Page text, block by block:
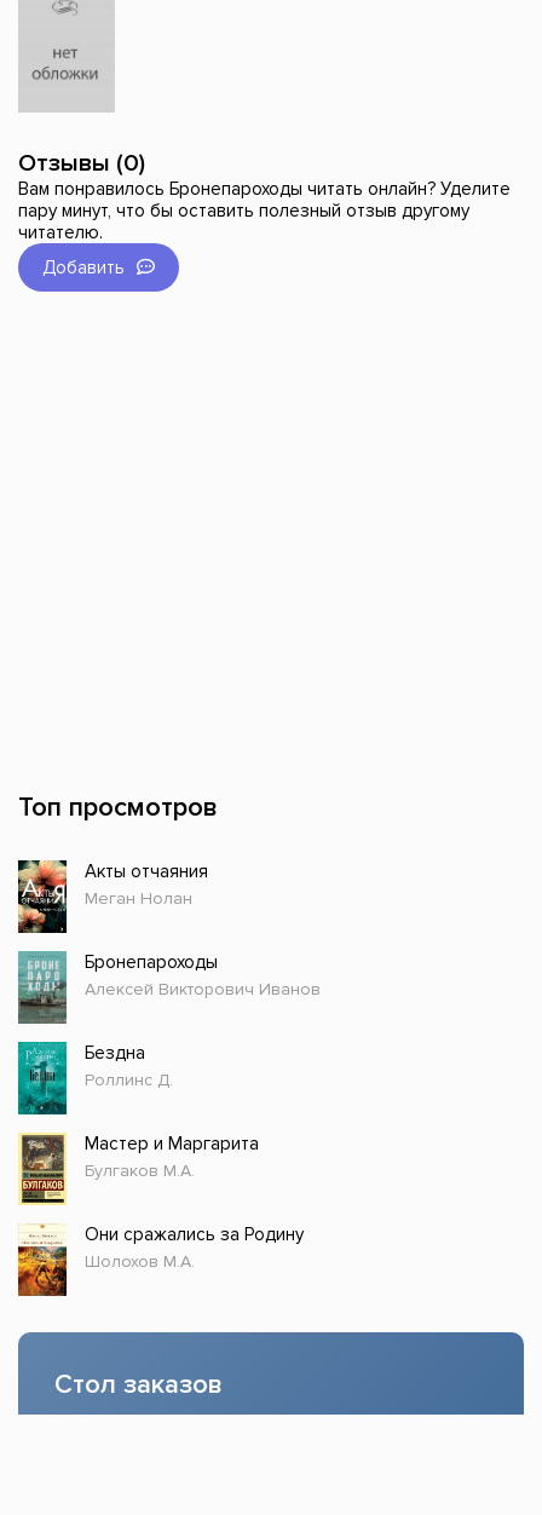
Отзывы (0)
Вам понравилось Бронепароходы читать онлайн? Уделите
пару минут, что бы оставить полезный отзыв другому
читателю.
Добавить
Топ просмотров
Акты отчаяния
Меган Нолан
Бронепароходы
Алексей Викторович Иванов
Бездна
Роллинс Д.
Мастер и Маргарита
Булгаков М.А.
Они сражались за Родину
Шолохов М.А.
Стол заказов